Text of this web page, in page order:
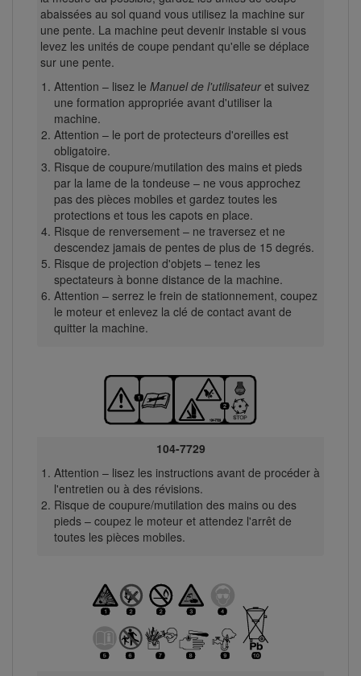
abaissées au sol quand vous utilisez la machine sur
une pente. La machine peut devenir instable si vous
levez les unités de coupe pendant qu'elle se déplace
sur une pente.
Attention – lisez le Manuel de l'utilisateuret suivez
une formation appropriée avant d'utiliser la
machine.
Attention – le port de protecteurs d'oreilles est
obligatoire.
Risque de coupure/mutilation des mains et pieds
par la lame de la tondeuse – ne vous approchez
pas des pièces mobiles et gardez toutes les
protections et tous les capots en place.
Risque de renversement – ne traversez et ne
descendez jamais de pentes de plus de 15 degrés.
Risque de projection d'objets – tenez les
spectateurs à bonne distance de la machine.
Attention – serrez le frein de stationnement, coupez
le moteur et enlevez la clé de contact avant de
quitter la machine.
104-7729
Attention – lisez les instructions avant de procéder à
l'entretien ou à des révisions.
Risque de coupure/mutilation des mains ou des
pieds – coupez le moteur et attendez l'arrêt de
toutes les pièces mobiles.